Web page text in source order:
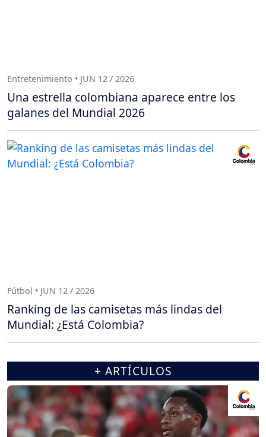
Entretenimiento • JUN 12 / 2026
Una estrella colombiana aparece entre los
galanes del Mundial 2026
Fútbol • JUN 12 / 2026
Ranking de las camisetas más lindas del
Mundial: ¿Está Colombia?
+ ARTÍCULOS